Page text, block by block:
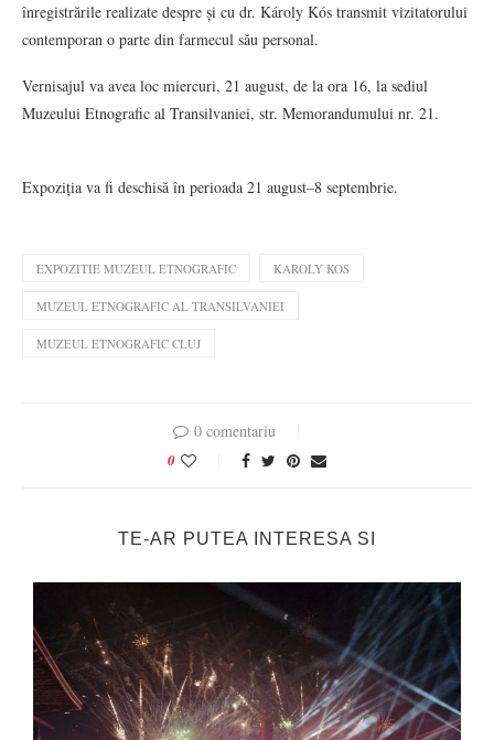
înregistrările realizate despre și cu dr. Károly Kós transmit vizitatorului
contemporan o parte din farmecul său personal.
Vernisajul va avea loc miercuri, 21 august, de la ora 16, la sediul
Muzeului Etnografic al Transilvaniei, str. Memorandumului nr. 21.
Expoziția va fi deschisă în perioada 21 august–8 septembrie.
EXPOZITIE MUZEUL ETNOGRAFIC KAROLY KOS
MUZEUL ETNOGRAFIC AL TRANSILVANIEI
MUZEUL ETNOGRAFIC CLUJ
0 comentariu
0
TE-AR PUTEA INTERESA SI